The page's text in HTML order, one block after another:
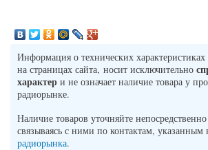
Информация о технических
на страницах сайта, носит исключительно
характер и не означает наличие товара у
радиорынке.
Наличие товаров уточняйте
связываясь с ними по контактам, указанным
радиорынка.